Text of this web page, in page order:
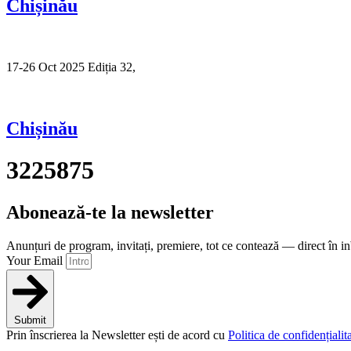
Chișinău
17-26 Oct 2025 Ediția 32,
Chișinău
3225875
Abonează-te la newsletter
Anunțuri de program, invitați, premiere, tot ce contează — direct în
Your Email
Submit
Prin înscrierea la Newsletter ești de acord cu Politica de